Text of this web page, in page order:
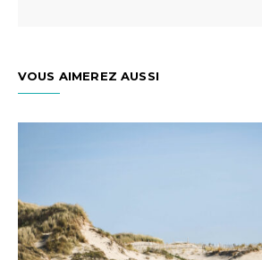
VOUS AIMEREZ AUSSI